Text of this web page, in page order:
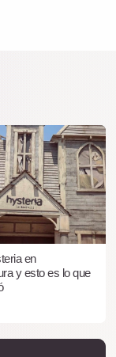
en
y esto es lo que